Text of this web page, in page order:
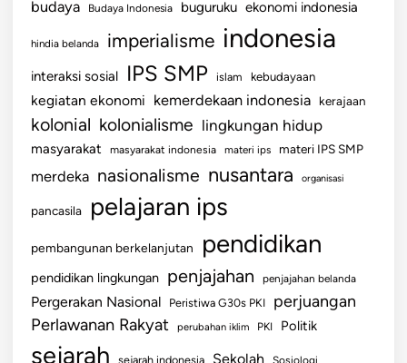
budaya Budaya Indonesia buguruku ekonomi indonesia
hindia belanda imperialisme indonesia
interaksi sosial IPS SMP islam kebudayaan
kegiatan ekonomi kemerdekaan indonesia kerajaan
kolonial kolonialisme lingkungan hidup
masyarakat masyarakat indonesia materi ips materi IPS SMP
merdeka nasionalisme nusantara organisasi
pancasila pelajaran ips
pembangunan berkelanjutan pendidikan
pendidikan lingkungan penjajahan penjajahan belanda
Pergerakan Nasional Peristiwa G30s PKI perjuangan
Perlawanan Rakyat perubahan iklim PKI Politik
sejarah sejarah indonesia Sekolah